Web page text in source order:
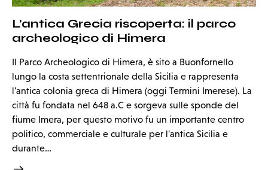
L’antica Grecia riscoperta: il parco
archeologico di Himera
Il Parco Archeologico di Himera, è sito a Buonfornello
lungo la costa settentrionale della Sicilia e rappresenta
l'antica colonia greca di Himera (oggi Termini Imerese). La
città fu fondata nel 648 a.C e sorgeva sulle sponde del
fiume Imera, per questo motivo fu un importante centro
politico, commerciale e culturale per l'antica Sicilia e
durante…